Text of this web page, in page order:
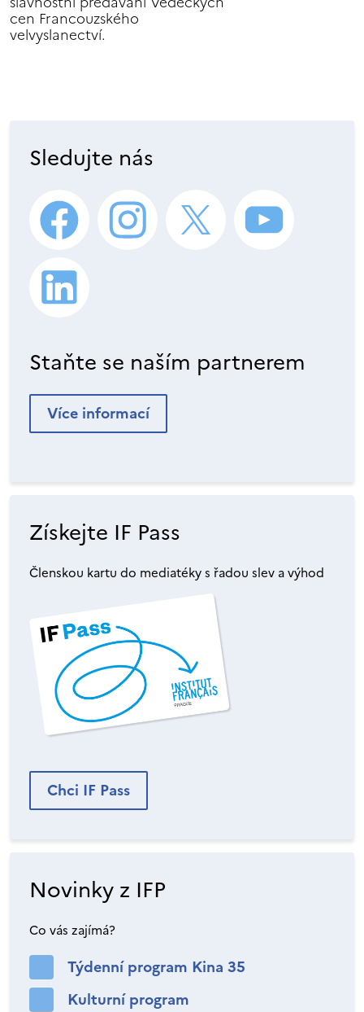
cen Francouzského
velvyslanectví.
Sledujte nás
Staňte se naším partnerem
Více informací
Získejte IF Pass
Členskou kartu do mediatéky s řadou slev a výhod
Chci IF Pass
Novinky z IFP
Co vás zajímá?
Týdenní program Kina 35
Kulturní program